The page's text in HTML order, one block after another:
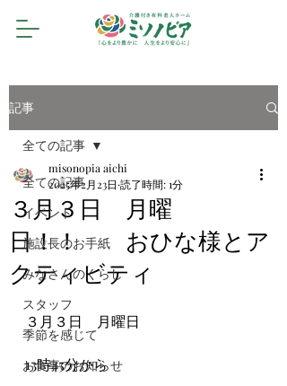
記事
全ての記事
イベント
施設長のお手紙
みなさんのくらし
スタッフ
季節を感じて
お食事のお知らせ
全ての記事
３月３日 月曜
日！！ おひな様とア
クティビティ
misonopia aichi
2025年2月23日 読了時間: 1分
３月３日　月曜日
13時45分から